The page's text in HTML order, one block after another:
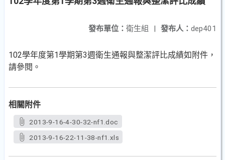
發布人： dep401
發布單位： 衛生組 |
102學年度第1學期第3週衛生通報與整潔評比成績如附件，
請參閱。
相關附件
2013-9-16-4-30-32-nf1.doc
2013-9-16-22-11-38-nf1.xls